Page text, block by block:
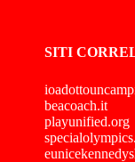
SITI
beacoach.it
playunified.org